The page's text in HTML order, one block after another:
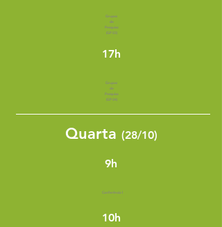
Grupos
de
Pesquisa
(GP 03)
17h
Grupos
de
Pesquisa
(GP 04)
Quarta (28/10)
9h
Conferência I
10h